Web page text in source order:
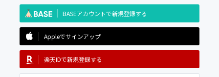
BASEアカウントで新規登録する
Appleでサインアップ
楽天IDで新規登録する